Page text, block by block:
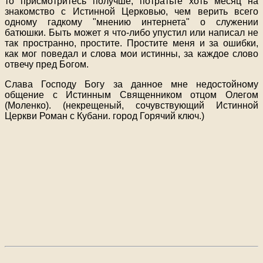
знакомство с Истинной Церковью, чем верить всего
одному гадкому "мнению интернета" о служении
батюшки. Быть может я что-либо упустил или написал не
так пространно, простите. Простите меня и за ошибки,
как мог поведал и слова мои истинны, за каждое слово
отвечу пред Богом.
Слава Господу Богу за данное мне недостойному
общение с Истинным Священником отцом Олегом
(Моленко). (некрещеный, сочувствующий Истинной
Церкви Роман с Кубани. город Горячий ключ.)